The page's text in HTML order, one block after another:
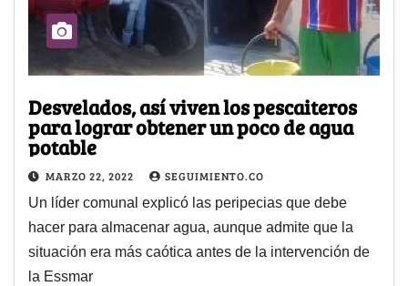
Desvelados, así viven los pescaiteros
para lograr obtener un poco de agua
potable
MARZO 22, 2022 SEGUIMIENTO.CO
Un líder comunal explicó las peripecias que debe
hacer para almacenar agua, aunque admite que la
situación era más caótica antes de la intervención de
la Essmar